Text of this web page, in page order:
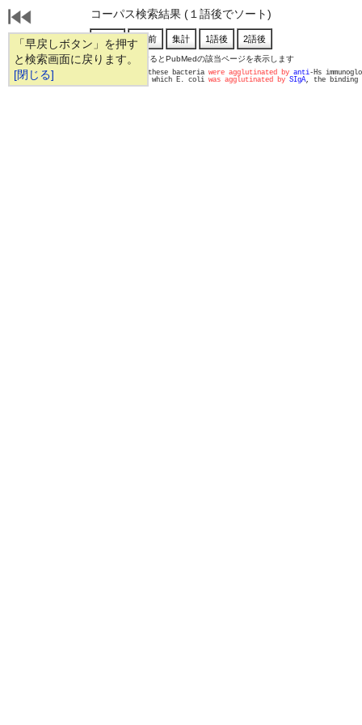
「早戻しボタン」を押す
と検索画面に戻ります。
[閉じる]
コーパス検索結果 (１語後でソート)
通し番号をクリックするとPubMedの該当ページを表示します
   1
S. gordonii strains; however, these bacteria were agglutinated by anti-Hs
   2
Under conditions in which E. coli was agglutinated by SIgA, the binding